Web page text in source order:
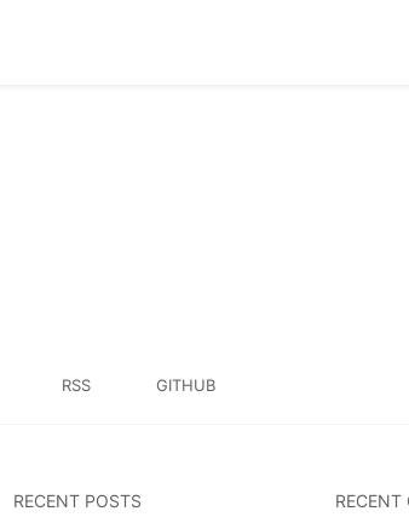
RSS GITHUB
RECENT POSTS RECENT